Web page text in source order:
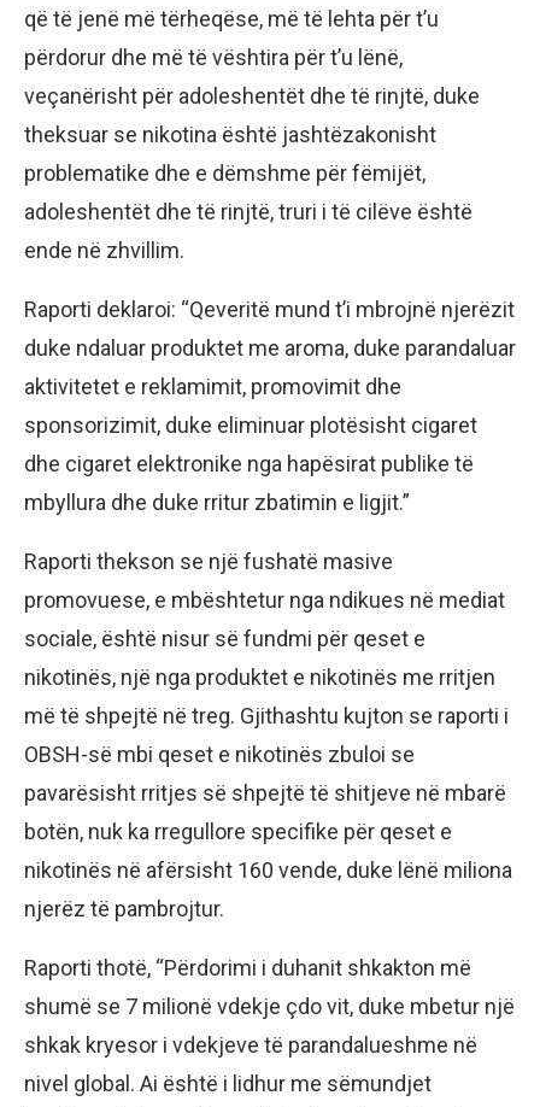
që të jenë më tërheqëse, më të lehta për t’u
përdorur dhe më të vështira për t’u lënë,
veçanërisht për adoleshentët dhe të rinjtë, duke
theksuar se nikotina është jashtëzakonisht
problematike dhe e dëmshme për fëmijët,
adoleshentët dhe të rinjtë, truri i të cilëve është
ende në zhvillim.
Raporti deklaroi: “Qeveritë mund t’i mbrojnë njerëzit
duke ndaluar produktet me aroma, duke parandaluar
aktivitetet e reklamimit, promovimit dhe
sponsorizimit, duke eliminuar plotësisht cigaret
dhe cigaret elektronike nga hapësirat publike të
mbyllura dhe duke rritur zbatimin e ligjit.”
Raporti thekson se një fushatë masive
promovuese, e mbështetur nga ndikues në mediat
sociale, është nisur së fundmi për qeset e
nikotinës, një nga produktet e nikotinës me rritjen
më të shpejtë në treg. Gjithashtu kujton se raporti i
OBSH-së mbi qeset e nikotinës zbuloi se
pavarësisht rritjes së shpejtë të shitjeve në mbarë
botën, nuk ka rregullore specifike për qeset e
nikotinës në afërsisht 160 vende, duke lënë miliona
njerëz të pambrojtur.
Raporti thotë, “Përdorimi i duhanit shkakton më
shumë se 7 milionë vdekje çdo vit, duke mbetur një
shkak kryesor i vdekjeve të parandalueshme në
nivel global. Ai është i lidhur me sëmundjet